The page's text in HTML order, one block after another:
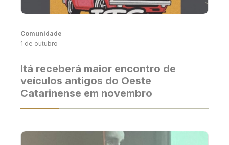
Comunidade
1 de outubro
Itá receberá maior encontro de
veículos antigos do Oeste
Catarinense em novembro